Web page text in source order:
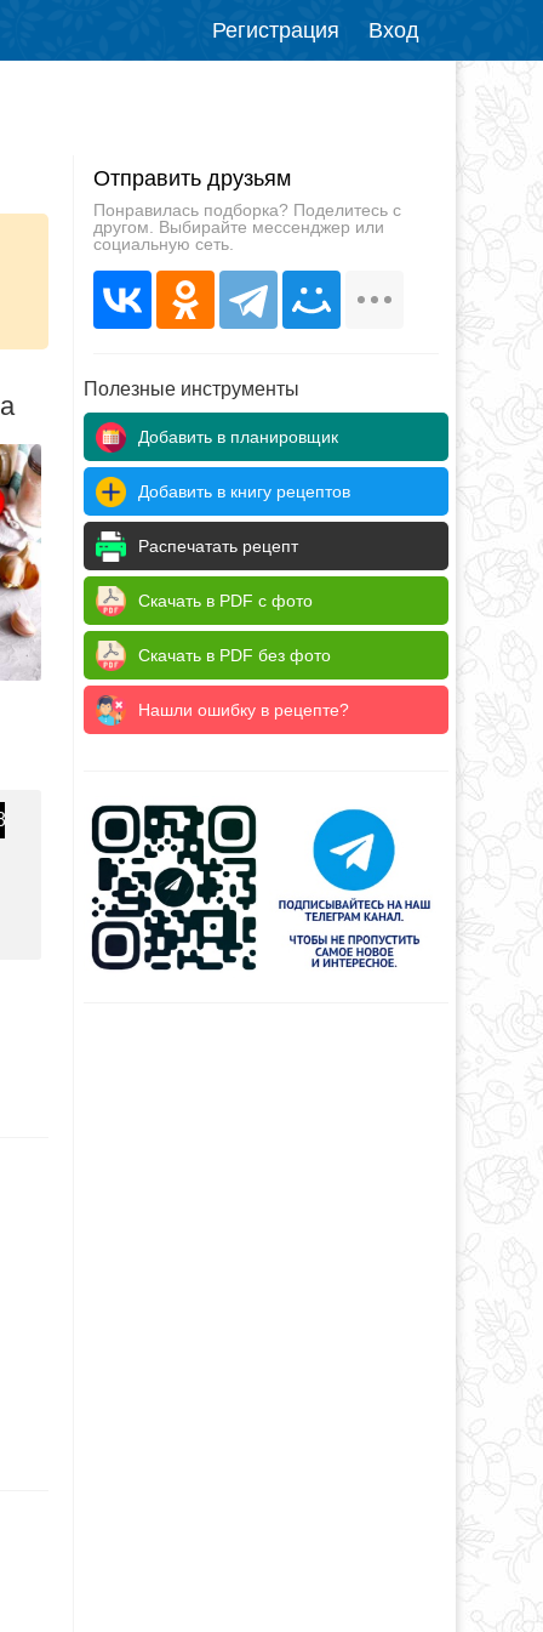
Регистрация Вход
Отправить друзьям
Понравилась подборка? Поделитесь с
другом. Выбирайте мессенджер или
социальную сеть.
Полезные инструменты
Добавить в планировщик
Добавить в книгу рецептов
Распечатать рецепт
Скачать в PDF с фото
Скачать в PDF без фото
Нашли ошибку в рецепте?